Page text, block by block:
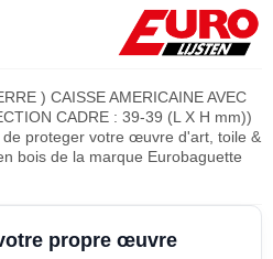
) CAISSE AMERICAINE AVEC
CADRE : 39-39 (L X H mm))
proteger votre œuvre d'art, toile &
bois de la marque Eurobaguette
propre œuvre